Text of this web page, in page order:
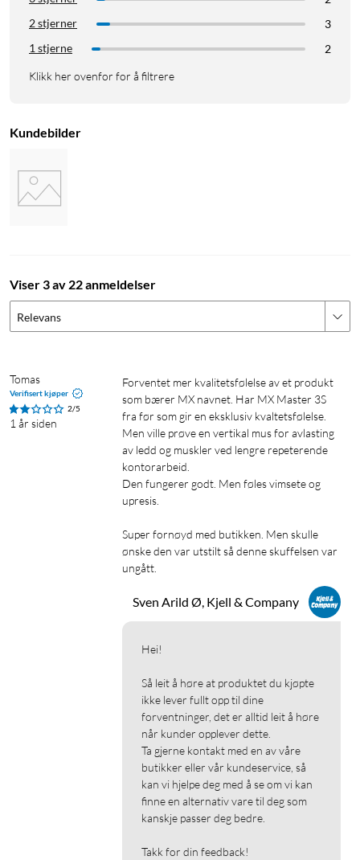
2 stjerner
3
1 stjerne
2
Klikk her ovenfor for å filtrere
Kundebilder
Viser 3 av 22 anmeldelser
Relevans
Tomas
Verifisert kjøper
2/5
1 år siden
Forventet mer kvalitetsfølelse av et produkt
som bærer MX navnet. Har MX Master 3S
fra før som gir en eksklusiv kvaltetsfølelse.
Men ville prøve en vertikal mus for avlasting
av ledd og muskler ved lengre repeterende
kontorarbeid.
Den fungerer godt. Men føles vimsete og
upresis.
Super fornøyd med butikken. Men skulle
ønske den var utstilt så denne skuffelsen var
ungått.
Sven Arild Ø, Kjell & Company
Hei!
Så leit å høre at produktet du kjøpte
ikke lever fullt opp til dine
forventninger, det er alltid leit å høre
når kunder opplever dette.
Ta gjerne kontakt med en av våre
butikker eller vår kundeservice, så
kan vi hjelpe deg med å se om vi kan
finne en alternativ vare til deg som
kanskje passer deg bedre.
Takk for din feedback!